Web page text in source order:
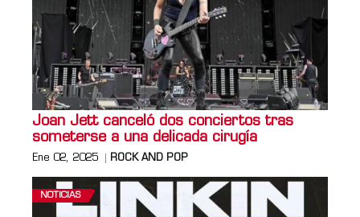
Joan Jett canceló dos conciertos tras
someterse a una delicada cirugía
Ene 02, 2025 ROCK AND POP
NOTICIAS